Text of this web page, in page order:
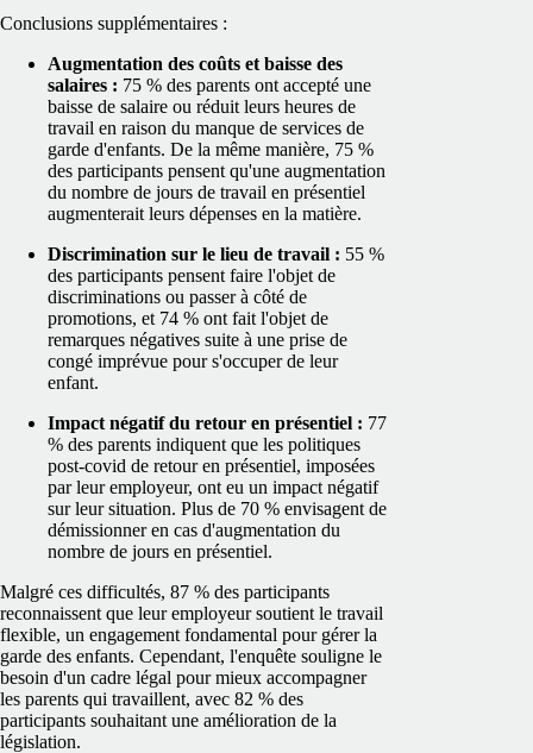
Conclusions supplémentaires :
Augmentation des coûts et baisse des
salaires : 75 % des parents ont accepté une
baisse de salaire ou réduit leurs heures de
travail en raison du manque de services de
garde d'enfants. De la même manière, 75 %
des participants pensent qu'une augmentation
du nombre de jours de travail en présentiel
augmenterait leurs dépenses en la matière.
Discrimination sur le lieu de travail : 55 %
des participants pensent faire l'objet de
discriminations ou passer à côté de
promotions, et 74 % ont fait l'objet de
remarques négatives suite à une prise de
congé imprévue pour s'occuper de leur
enfant.
Impact négatif du retour en présentiel : 77
% des parents indiquent que les politiques
post-covid de retour en présentiel, imposées
par leur employeur, ont eu un impact négatif
sur leur situation. Plus de 70 % envisagent de
démissionner en cas d'augmentation du
nombre de jours en présentiel.
Malgré ces difficultés, 87 % des participants
reconnaissent que leur employeur soutient le travail
flexible, un engagement fondamental pour gérer la
garde des enfants. Cependant, l'enquête souligne le
besoin d'un cadre légal pour mieux accompagner
les parents qui travaillent, avec 82 % des
participants souhaitant une amélioration de la
législation.